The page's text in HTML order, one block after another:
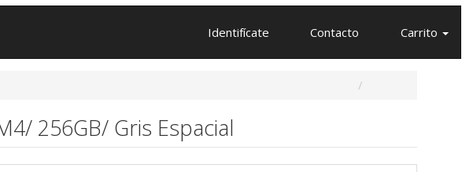
Identifícate Contacto Carrito
256GB/ Gris Espacial